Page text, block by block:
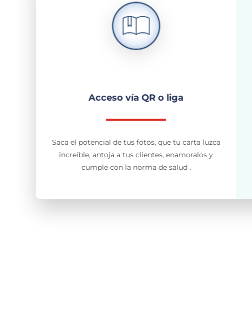
Acceso vía QR o liga
Saca el potencial de tus fotos, que tu carta luzca
increíble, antoja a tus clientes, enamoralos y
cumple con la norma de salud .